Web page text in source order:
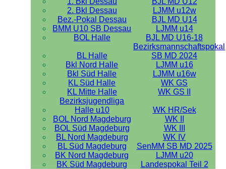
2. Bkl Dessau
LJMM u12w
Bez.-Pokal Dessau
BJL MD U14
BMM U10 SB Dessau
LJMM u14
BOL Halle
BJL MD U16-18
BL Halle
Bezirksmannschaftspokal
SB MD 2024
Bkl Nord Halle
LJMM u16
Bkl Süd Halle
LJMM u16w
KL Süd Halle
WK GS
KL Mitte Halle
WK GS II
Bezirksjugendliga
Halle u10
WK HR/Sek
BOL Nord Magdeburg
WK II
BOL Süd Magdeburg
WK III
BL Nord Magdeburg
WK IV
BL Süd Magdeburg
SenMM SB MD 2025
BK Nord Magdeburg
LJMM u20
BK Süd Magdeburg
Landespokal Teil 2